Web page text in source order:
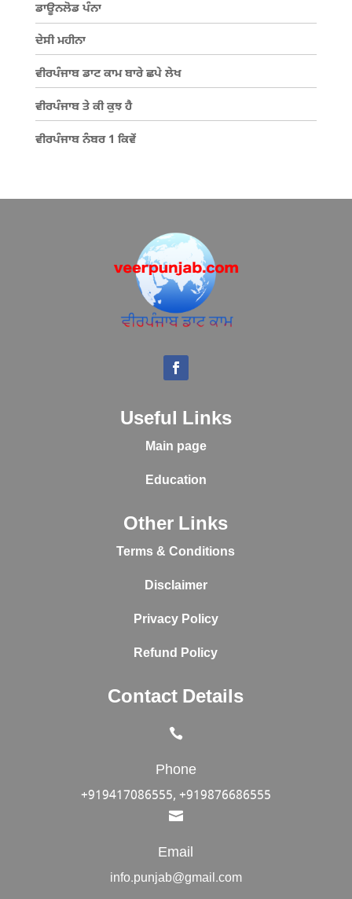
ਡਾਊਨਲੋਡ ਪੰਨਾ
ਦੇਸੀ ਮਹੀਨਾ
ਵੀਰਪੰਜਾਬ ਡਾਟ ਕਾਮ ਬਾਰੇ ਛਪੇ ਲੇਖ
ਵੀਰਪੰਜਾਬ ਤੇ ਕੀ ਕੁਝ ਹੈ
ਵੀਰਪੰਜਾਬ ਨੰਬਰ 1 ਕਿਵੇਂ
Useful Links
Main page
Education
Other Links
Terms & Conditions
Disclaimer
Privacy Policy
Refund Policy
Contact Details

Phone
+919417086555, +919876686555

Email
info.punjab@gmail.com